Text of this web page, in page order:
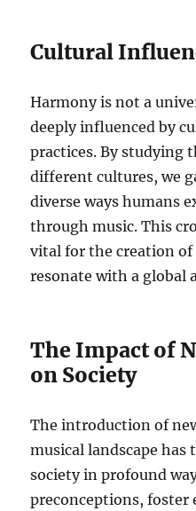
Cultural
Harmony is not a
deeply influenced by
practices. By studying
different cultures, we
diverse ways humans
through music. This
vital for the creation
resonate with a global
The Impact of
on Society
The introduction of
musical landscape
society in profound
preconceptions, foster